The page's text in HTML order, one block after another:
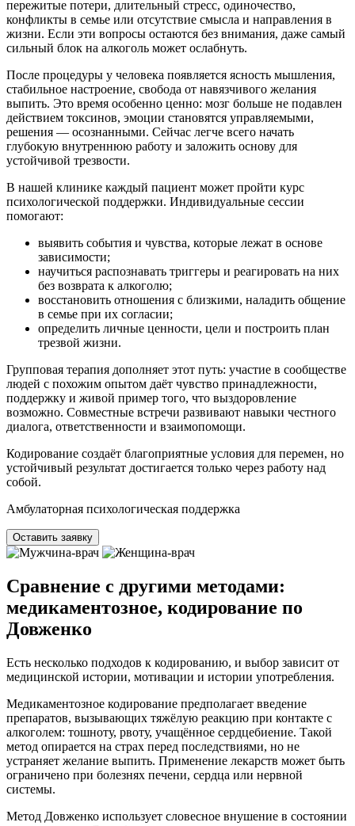
пережитые потери, длительный стресс, одиночество,
конфликты в семье или отсутствие смысла и направления в
жизни. Если эти вопросы остаются без внимания, даже самый
сильный блок на алкоголь может ослабнуть.
После процедуры у человека появляется ясность мышления,
стабильное настроение, свобода от навязчивого желания
выпить. Это время особенно ценно: мозг больше не подавлен
действием токсинов, эмоции становятся управляемыми,
решения — осознанными. Сейчас легче всего начать
глубокую внутреннюю работу и заложить основу для
устойчивой трезвости.
В нашей клинике каждый пациент может пройти курс
психологической поддержки. Индивидуальные сессии
помогают:
выявить события и чувства, которые лежат в основе
зависимости;
научиться распознавать триггеры и реагировать на них
без возврата к алкоголю;
восстановить отношения с близкими, наладить общение
в семье при их согласии;
определить личные ценности, цели и построить план
трезвой жизни.
Групповая терапия дополняет этот путь: участие в сообществе
людей с похожим опытом даёт чувство принадлежности,
поддержку и живой пример того, что выздоровление
возможно. Совместные встречи развивают навыки честного
диалога, ответственности и взаимопомощи.
Кодирование создаёт благоприятные условия для перемен, но
устойчивый результат достигается только через работу над
собой.
Амбулаторная психологическая поддержка
Оставить заявку
Сравнение с другими методами:
медикаментозное, кодирование по
Довженко
Есть несколько подходов к кодированию, и выбор зависит от
медицинской истории, мотивации и истории употребления.
Медикаментозное кодирование предполагает введение
препаратов, вызывающих тяжёлую реакцию при контакте с
алкоголем: тошноту, рвоту, учащённое сердцебиение. Такой
метод опирается на страх перед последствиями, но не
устраняет желание выпить. Применение лекарств может быть
ограничено при болезнях печени, сердца или нервной
системы.
Метод Довженко использует словесное внушение в состоянии